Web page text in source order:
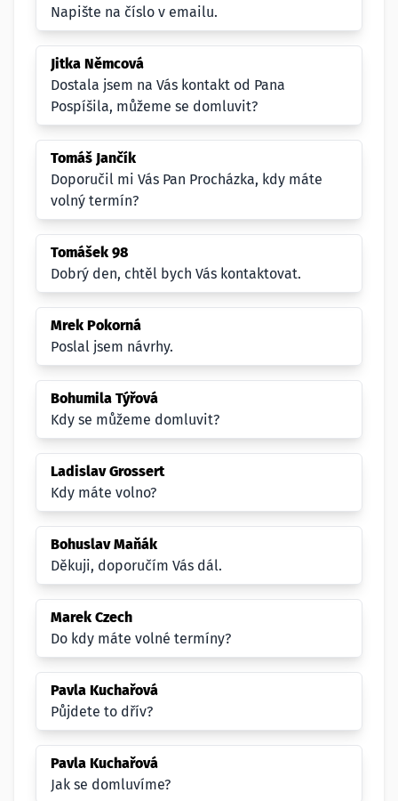
Napište na číslo v emailu.
Jitka Němcová
Dostala jsem na Vás kontakt od Pana
Pospíšila, můžeme se domluvit?
Tomáš Jančík
Doporučil mi Vás Pan Procházka, kdy máte
volný termín?
Tomášek 98
Dobrý den, chtěl bych Vás kontaktovat.
Mrek Pokorná
Poslal jsem návrhy.
Bohumila Týřová
Kdy se můžeme domluvit?
Ladislav Grossert
Kdy máte volno?
Bohuslav Maňák
Děkuji, doporučím Vás dál.
Marek Czech
Do kdy máte volné termíny?
Pavla Kuchařová
Půjdete to dřív?
Pavla Kuchařová
Jak se domluvíme?